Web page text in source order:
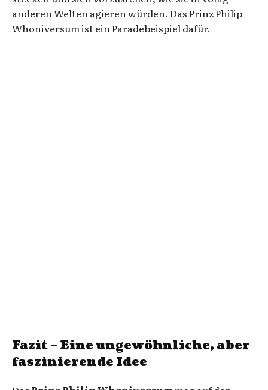
anderen Welten agieren würden. Das Prinz Philip
Whoniversum ist ein Paradebeispiel dafür.
Fazit – Eine ungewöhnliche, aber
faszinierende Idee